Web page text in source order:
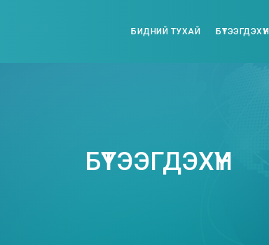
БИДНИЙ ТУХАЙ БҮТЭЭГДЭХҮҮН
БҮТЭЭГДЭХҮҮН